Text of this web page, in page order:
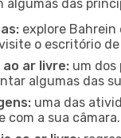
algumas das
explore
o escritório
ar livre: um dos
algumas das
uma das
a sua